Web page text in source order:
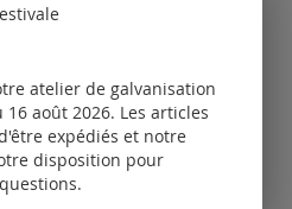
ce produit ont
produits suivants
atelier de galvanisation
août 2026. Les articles
expédiés et notre
disposition pour